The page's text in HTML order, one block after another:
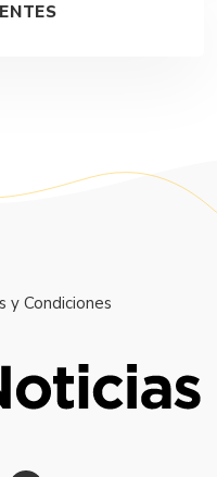
y Condiciones